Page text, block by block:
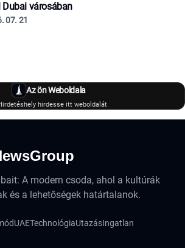
Dubai városában
07. 21
Az ön Weboldala
hirdesse itt weboldalát
A modern csoda, ahol a kultúrák
és a lehetőségek határtalanok.
UAETechnológiaUtazásIngatlan